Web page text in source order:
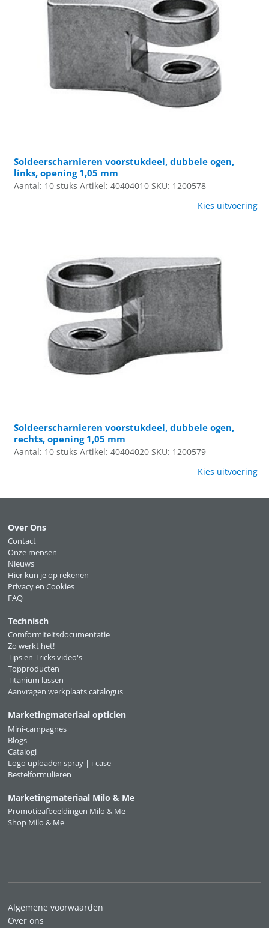
Soldeerscharnieren voorstukdeel, dubbele ogen,
links, opening 1,05 mm
Aantal: 10 stuks Artikel: 40404010 SKU: 1200578
Kies uitvoering
Soldeerscharnieren voorstukdeel, dubbele ogen,
rechts, opening 1,05 mm
Aantal: 10 stuks Artikel: 40404020 SKU: 1200579
Kies uitvoering
Over Ons
Contact
Onze mensen
Nieuws
Hier kun je op rekenen
Privacy en Cookies
FAQ
Technisch
Comformiteitsdocumentatie
Zo werkt het!
Tips en Tricks video's
Topproducten
Titanium lassen
Aanvragen werkplaats catalogus
Marketingmateriaal opticien
Mini-campagnes
Blogs
Catalogi
Logo uploaden spray | i-case
Bestelformulieren
Marketingmateriaal Milo & Me
Promotieafbeeldingen Milo & Me
Shop Milo & Me
Algemene voorwaarden
Over ons